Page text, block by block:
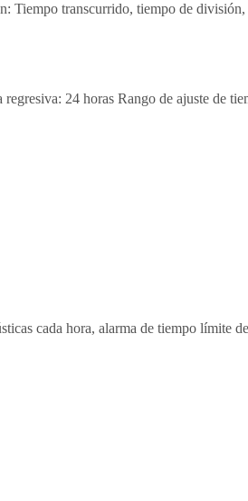
transcurrido, tiempo de división,
24 horas Rango de ajuste de
cada hora, alarma de tiempo límite